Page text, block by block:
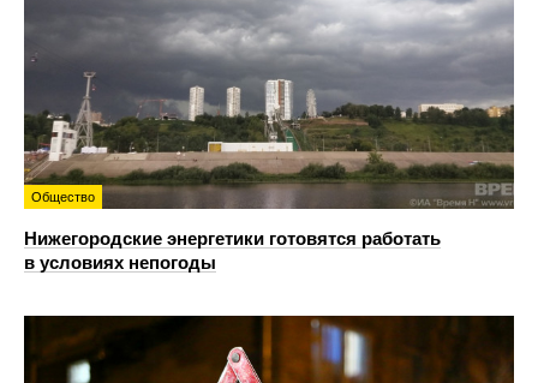
Общество
Нижегородские энергетики готовятся работать
в условиях непогоды